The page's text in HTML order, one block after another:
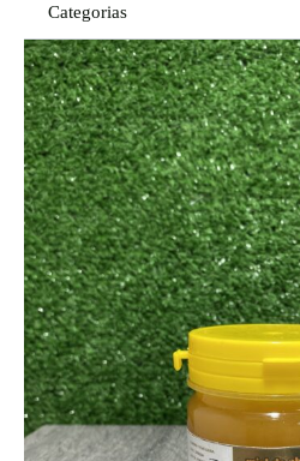
Categorias
Miel
Apavirch
x
250g
cantidad